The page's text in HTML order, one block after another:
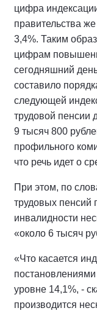
цифра
правительства
3,4%. Таким
цифрам
сегодняшний
составило
следующей
трудовой пенсии
9 тысяч 800
профильного
что речь идет о
При этом, по
трудовых пенсий
инвалидности
«около 6 тысяч
«Что касается
уровне 14,1%, -
производится